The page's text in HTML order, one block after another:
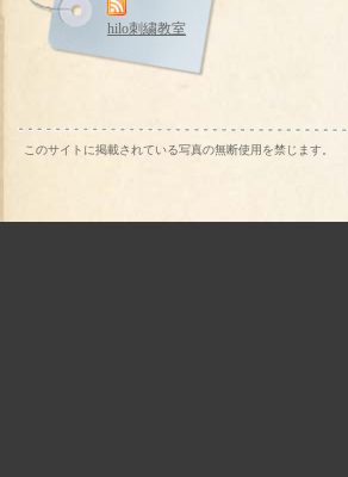
hilo刺繍教室
このサイトに掲載されている写真の無断使用を禁じます。